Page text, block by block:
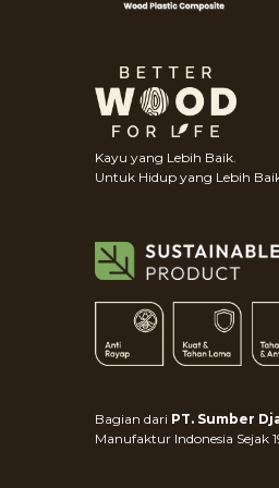
Kayu yang Lebih Baik.
Untuk Hidup yang Lebih
Bagian dari PT. Sumber
Manufaktur Indonesia Sejak